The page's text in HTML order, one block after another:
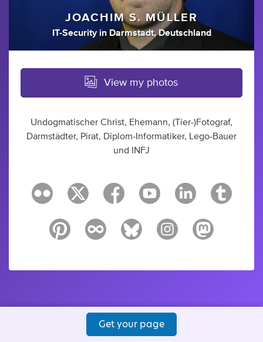
JOACHIM S. MÜLLER
IT-Security inDarmstadt, Deutschland
View my photos
Undogmatischer Christ, Ehemann, (Tier-)Fotograf,
Darmstädter, Pirat, Diplom-Informatiker, Lego-Bauer
und INFJ
Get your page